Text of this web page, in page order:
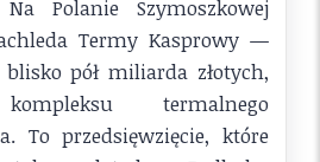
Polanie Szymoszkowej
Termy Kasprowy —
pół miliarda złotych,
termalnego
To przedsięwzięcie, które